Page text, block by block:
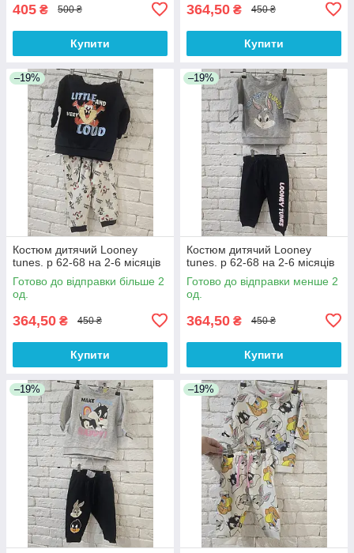
405 ₴ 500 ₴
Купити
364,50 ₴ 450 ₴
Купити
–19%
Костюм дитячий Looney
tunes. р 62-68 на 2-6 місяців
Готово до відправки більше 2
од.
364,50 ₴ 450 ₴
Купити
–19%
Костюм дитячий Looney
tunes. р 62-68 на 2-6 місяців
Готово до відправки менше 2
од.
364,50 ₴ 450 ₴
Купити
–19% –19%